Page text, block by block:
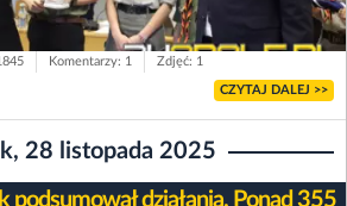
Komentarzy: 1 Zdjęć: 1
CZYTAJ DALEJ >>
28 listopada 2025
podsumował działania. Ponad 355